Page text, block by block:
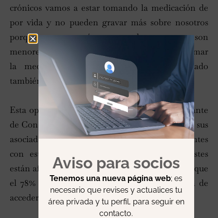
crónicos vamos a estar tomando la medicación de
por vida y no pueden gravar más sobre nosotros
porque cuanto más graven los recursos son
menores y vamos a tener que decidir entre tomar
la medicación, espaciarla o…", ha lamentado
también
Torralba , presidente de Conartritis.
Esta opinión es respaldada, según el representante
de Conartritis, por una encuesta realizada entre sus
asociados que señala que el 84% de los pacientes
con esta enfermedad considera que los ajustes
están afectando al abordaje de esta patología y que
el 78% está encontrando dificultades a la hora de
acceder a los tratamientos.
Aviso para socios
Tenemos una nueva página web; es
necesario que revises y actualices tu
área privada y tu perfil, para seguir en
contacto.